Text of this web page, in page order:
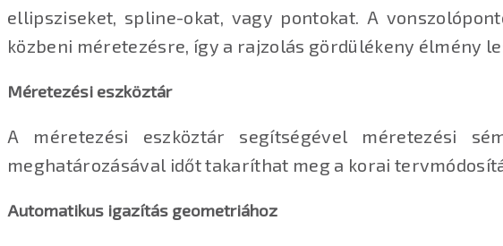
ellipsziseket, spline-okat, vagy pontokat. A
közbeni méretezésre, így a rajzolás gördülékeny élmény
Méretezési eszköztár
A méretezési eszköztár segítségével méretezési
meghatározásával időt takaríthat meg a korai
Automatikus igazítás geometriához